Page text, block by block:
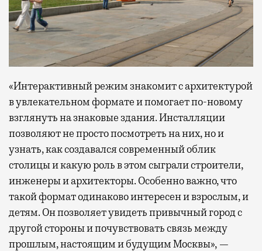
«Интерактивный режим знакомит с архитектурой
в увлекательном формате и помогает по-новому
взглянуть на знаковые здания. Инсталляции
позволяют не просто посмотреть на них, но и
узнать, как создавался современный облик
столицы и какую роль в этом сыграли строители,
инженеры и архитекторы. Особенно важно, что
такой формат одинаково интересен и взрослым, и
детям. Он позволяет увидеть привычный город с
другой стороны и почувствовать связь между
прошлым, настоящим и будущим Москвы», —